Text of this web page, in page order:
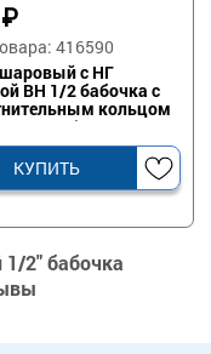
₽
416590
с НГ
ВН 1/2 бабочка с
кольцом
КУПИТЬ
2" бабочка